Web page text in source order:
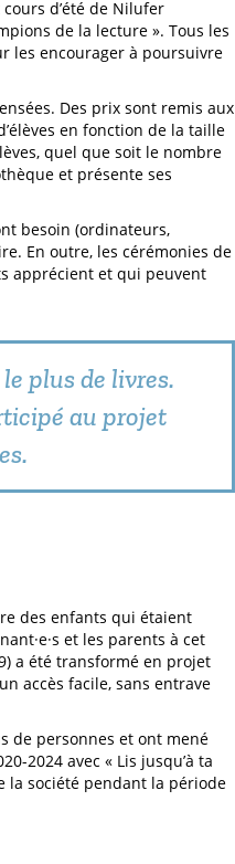
d’été de Nilufer
de la lecture ». Tous les
les encourager à poursuivre
Des prix sont remis aux
en fonction de la taille
quel que soit le nombre
et présente ses
besoin (ordinateurs,
En outre, les cérémonies de
apprécient et qui peuvent
plus de livres.
au projet
des enfants qui étaient
et les parents à cet
a été transformé en projet
accès facile, sans entrave
de personnes et ont mené
2024 avec « Lis jusqu’à ta
la société pendant la période